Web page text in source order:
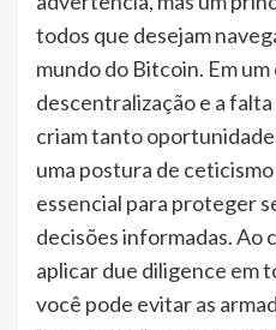
todos que desejam
mundo do Bitcoin. Em um
descentralização e a
criam tanto
uma postura de
essencial para proteger
decisões informadas. Ao
aplicar due diligence em
você pode evitar as